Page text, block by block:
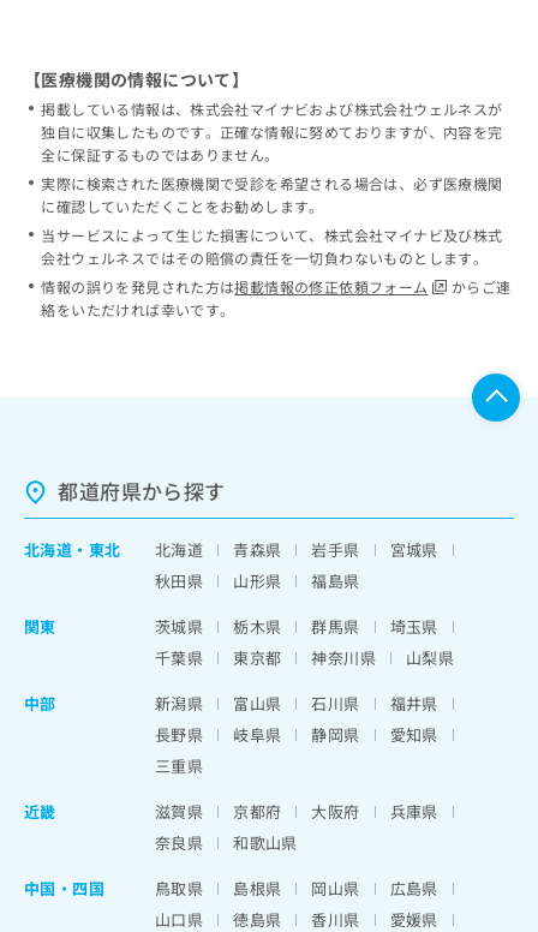
【医療機関の情報について】
掲載している情報は、株式会社マイナビおよび株式会社ウェルネスが
独自に収集したものです。正確な情報に努めておりますが、内容を完
全に保証するものではありません。
実際に検索された医療機関で受診を希望される場合は、必ず医療機関
に確認していただくことをお勧めします。
当サービスによって生じた損害について、株式会社マイナビ及び株式
会社ウェルネスではその賠償の責任を一切負わないものとします。
情報の誤りを発見された方は掲載情報の修正依頼フォーム
からご連
絡をいただければ幸いです。
都道府県から探す
北海道 ・ 東北 北海道 青森県 岩手県
宮城県
秋田県
山形県
福島県
関東
茨城県 栃木県 群馬県
埼玉県
千葉県
東京都 神奈川県
山梨県
中部
新潟県 富山県 石川県
福井県
長野県
岐阜県 静岡県
愛知県
三重県
近畿
滋賀県 京都府 大阪府
兵庫県
奈良県
和歌山県
中国・四国
鳥取県 島根県 岡山県
広島県
山口県
徳島県 香川県
愛媛県